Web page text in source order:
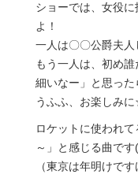
ショーでは、女役
よ！
一人は〇〇公爵夫人
もう一人は、初め
細いなー」と思った
うふふ、お楽しみ
ロケットに使われ
～」と感じる曲です
（東京は年明けです